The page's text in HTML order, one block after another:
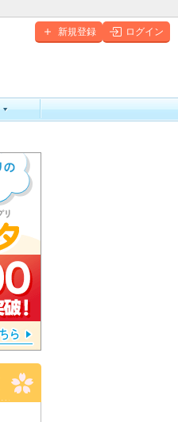
新規登録 ログイン